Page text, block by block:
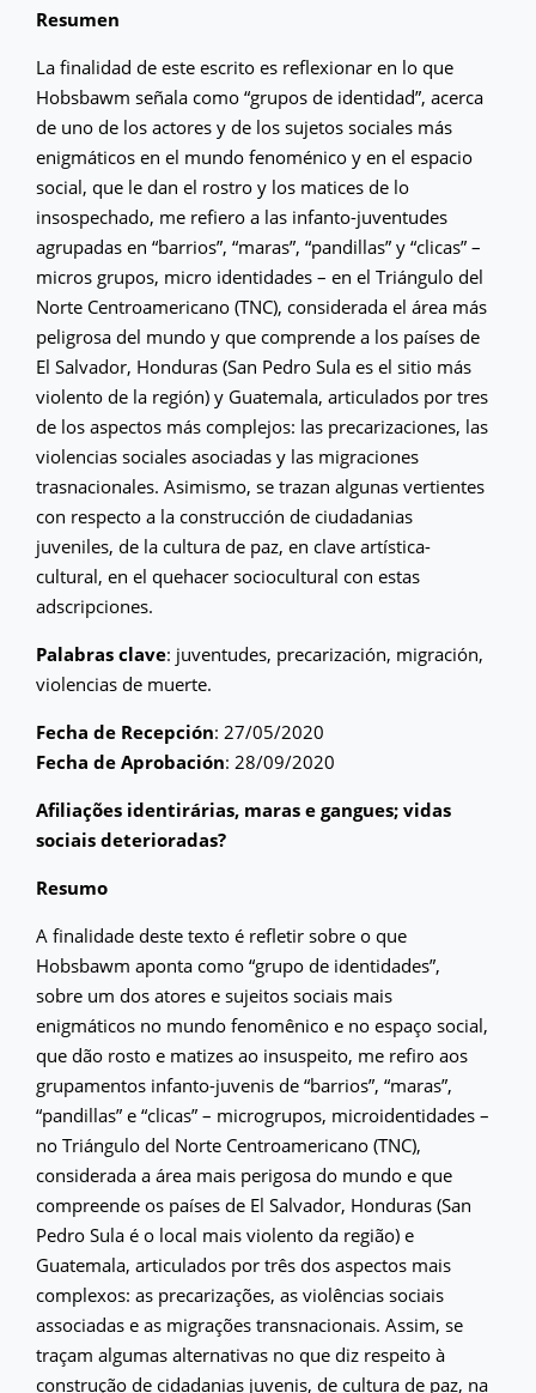
Resumen
La finalidad de este escrito es reflexionar en lo que
Hobsbawm señala como “grupos de identidad”, acerca
de uno de los actores y de los sujetos sociales más
enigmáticos en el mundo fenoménico y en el espacio
social, que le dan el rostro y los matices de lo
insospechado, me refiero a las infanto-juventudes
agrupadas en “barrios”, “maras”, “pandillas” y “clicas” –
micros grupos, micro identidades – en el Triángulo del
Norte Centroamericano (TNC), considerada el área más
peligrosa del mundo y que comprende a los países de
El Salvador, Honduras (San Pedro Sula es el sitio más
violento de la región) y Guatemala, articulados por tres
de los aspectos más complejos: las precarizaciones, las
violencias sociales asociadas y las migraciones
trasnacionales. Asimismo, se trazan algunas vertientes
con respecto a la construcción de ciudadanias
juveniles, de la cultura de paz, en clave artística-
cultural, en el quehacer sociocultural con estas
adscripciones.
Palabras clave: juventudes, precarización, migración,
violencias de muerte.
Fecha de Recepción: 27/05/2020
Fecha de Aprobación: 28/09/2020
Afiliações identirárias, maras e gangues; vidas
sociais deterioradas?
Resumo
A finalidade deste texto é refletir sobre o que
Hobsbawm aponta como “grupo de identidades”,
sobre um dos atores e sujeitos sociais mais
enigmáticos no mundo fenomênico e no espaço social,
que dão rosto e matizes ao insuspeito, me refiro aos
grupamentos infanto-juvenis de “barrios”, “maras”,
“pandillas” e “clicas” – microgrupos, microidentidades –
no Triángulo del Norte Centroamericano (TNC),
considerada a área mais perigosa do mundo e que
compreende os países de El Salvador, Honduras (San
Pedro Sula é o local mais violento da região) e
Guatemala, articulados por três dos aspectos mais
complexos: as precarizações, as violências sociais
associadas e as migrações transnacionais. Assim, se
traçam algumas alternativas no que diz respeito à
construção de cidadanias juvenis, de cultura de paz, na